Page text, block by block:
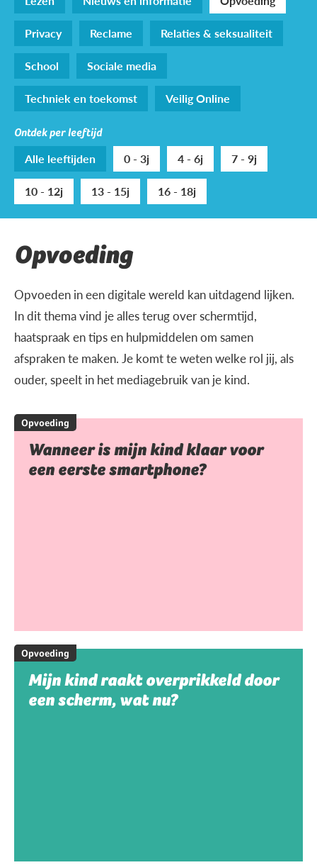
Privacy
Reclame
Relaties & seksualiteit
School
Sociale media
Techniek en toekomst
Veilig Online
Ontdek per leeftijd
Alle leeftijden 0 - 3j 4 - 6j
7 - 9j
10 - 12j
13 - 15j 16 - 18j
Opvoeding
Opvoeden in een digitale wereld kan uitdagend lijken.
In dit thema vind je alles terug over schermtijd,
haatspraak en tips en hulpmiddelen om samen
afspraken te maken. Je komt te weten welke rol jij, als
ouder, speelt in het mediagebruik van je kind.
Opvoeding
Wanneer is mijn kind klaar voor
een eerste smartphone?
Opvoeding
Mijn kind raakt overprikkeld door
een scherm, wat nu?